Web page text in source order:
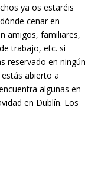
ya os estaréis
cenar en
amigos, familiares,
trabajo, etc. si
reservado en ningún
abierto a
algunas en
en Dublín. Los